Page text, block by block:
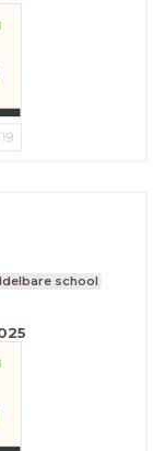
fonds en
is
van een
norming,
school